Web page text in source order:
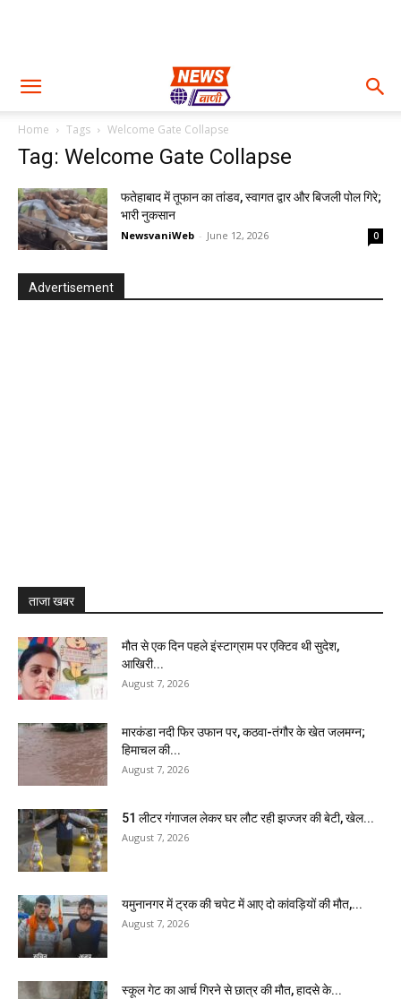
Home Tags Welcome Gate Collapse
Tag: Welcome Gate Collapse
फतेहाबाद में तूफान का तांडव, स्वागत द्वार और बिजली पोल गिरे;
भारी नुकसान
NewsvaniWeb - June 12, 2026 0
Advertisement
ताजा खबर
मौत से एक दिन पहले इंस्टाग्राम पर एक्टिव थी सुदेश,
आखिरी...
August 7, 2026
मारकंडा नदी फिर उफान पर, कठवा-तंगौर के खेत जलमग्न;
हिमाचल की...
August 7, 2026
51 लीटर गंगाजल लेकर घर लौट रही झज्जर की बेटी, खेल...
August 7, 2026
यमुनानगर में ट्रक की चपेट में आए दो कांवड़ियों की मौत,...
August 7, 2026
स्कूल गेट का आर्च गिरने से छात्र की मौत, हादसे के...